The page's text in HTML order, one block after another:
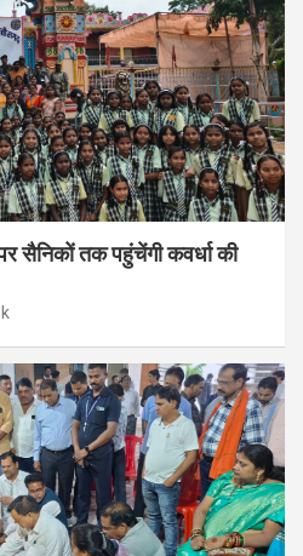
सैनिकों तक पहुंचेंगी कवर्धा की